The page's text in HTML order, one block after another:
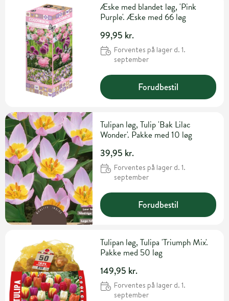
Æske med blandet løg, 'Pink
Purple'. Æske med 66 løg
99,95 kr.
Forventes på lager d. 1.
september
Forudbestil
Tulipan løg, Tulip 'Bak Lilac
Wonder'. Pakke med 10 løg
39,95 kr.
Forventes på lager d. 1.
september
Forudbestil
Tulipan løg, Tulipa 'Triumph Mix'.
Pakke med 50 løg
149,95 kr.
Forventes på lager d. 1.
september